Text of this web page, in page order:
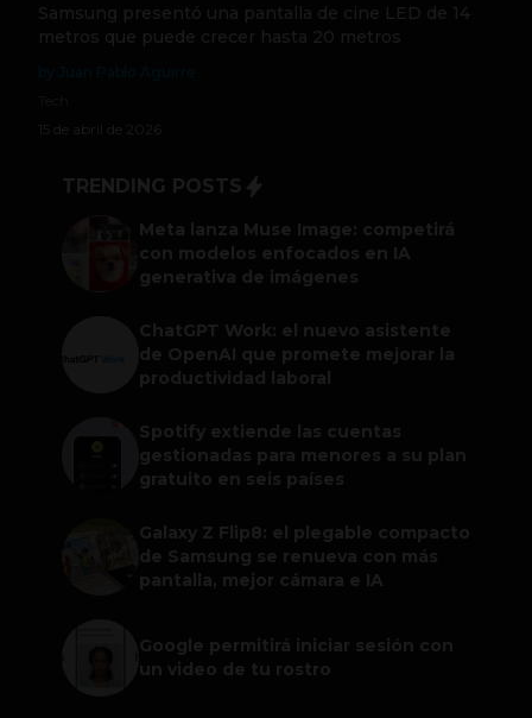
Samsung presentó una pantalla de cine LED de 14
metros que puede crecer hasta 20 metros
15 de abril de 2026
TRENDING POSTS
Meta lanza Muse Image: competirá
con modelos enfocados en IA
generativa de imágenes
ChatGPT Work: el nuevo asistente
de OpenAI que promete mejorar la
productividad laboral
Spotify extiende las cuentas
gestionadas para menores a su plan
gratuito en seis países
Galaxy Z Flip8: el plegable compacto
de Samsung se renueva con más
pantalla, mejor cámara e IA
Google permitirá iniciar sesión con
un video de tu rostro